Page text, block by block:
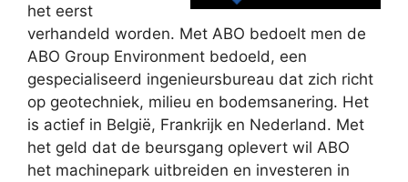
het eerst
verhandeld worden. Met ABO bedoelt men de
ABO Group Environment bedoeld, een
gespecialiseerd ingenieursbureau dat zich richt
op geotechniek, milieu en bodemsanering. Het
is actief in België, Frankrijk en Nederland. Met
het geld dat de beursgang oplevert wil ABO
het machinepark uitbreiden en investeren in